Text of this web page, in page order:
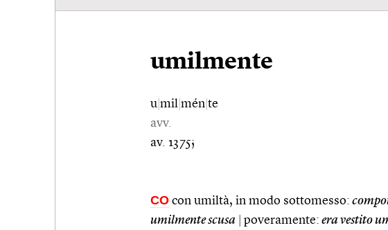
umilmente
u mil mén te
avv.
av. 1375;
CO con umiltà, in modo sottomesso:
umilmente scusa
poveramente: era vestito